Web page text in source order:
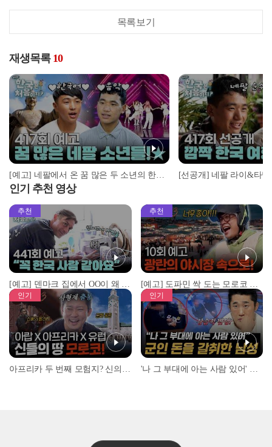
목록보기
재생목록 10
[예고] 네팔에서 온 꿈 많은 두 소년의 한국 여행기 시작!...인줄 알았는데 위기 발생!
인기 추천 영상
추천
[예고] 덴마크 집에서 OO이 왜 나와...? 이상할 정도로 한국을 사랑하는 우리 형을 제보합니다!
추천
[예고] 도파민 싹 도는 모로코 야시장 투어!
인기 인기